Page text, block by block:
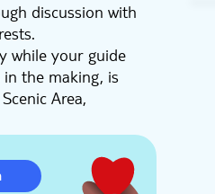
discussion with
while your guide
the making, is
Area,
enthralling
in Earth’s ancient
engaging local